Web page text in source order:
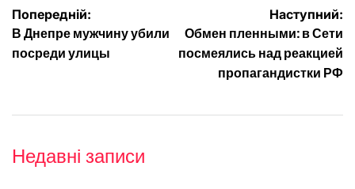
Навігація
записів
Попередній:
В Днепре мужчину убили
посреди улицы
Наступний:
Обмен пленными: в Сети
посмеялись над реакцией
пропагандистки РФ
Недавні записи